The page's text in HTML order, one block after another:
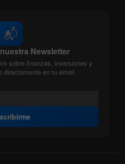
📬
Newsletter
sobre finanzas, inversiones y
directamente en tu email.